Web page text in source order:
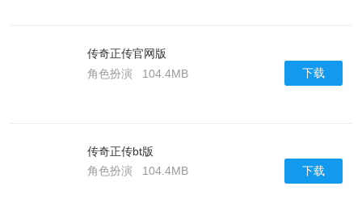
传奇正传官网版
角色扮演
104.4MB 下载
传奇正传bt版
角色扮演
104.4MB 下载